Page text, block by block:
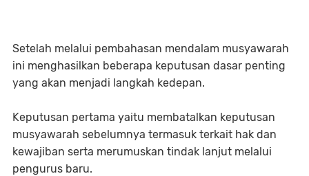
Setelah melalui pembahasan mendalam musyawarah
ini menghasilkan beberapa keputusan dasar penting
yang akan menjadi langkah kedepan.
Keputusan pertama yaitu membatalkan keputusan
musyawarah sebelumnya termasuk terkait hak dan
kewajiban serta merumuskan tindak lanjut melalui
pengurus baru.